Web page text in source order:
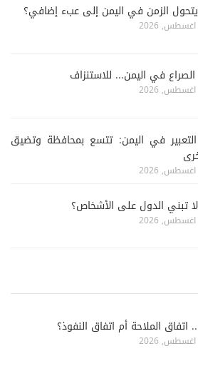
الزمن في اليمن إلى عبء إضافي؟
الصراع في اليمن... للاستنزاف
في اليمن: تتسع بمحافظة وتضيق
لا تبني الدول على الأشخاص؟
اتفاق الملاحة أم اتفاق النفوذ؟